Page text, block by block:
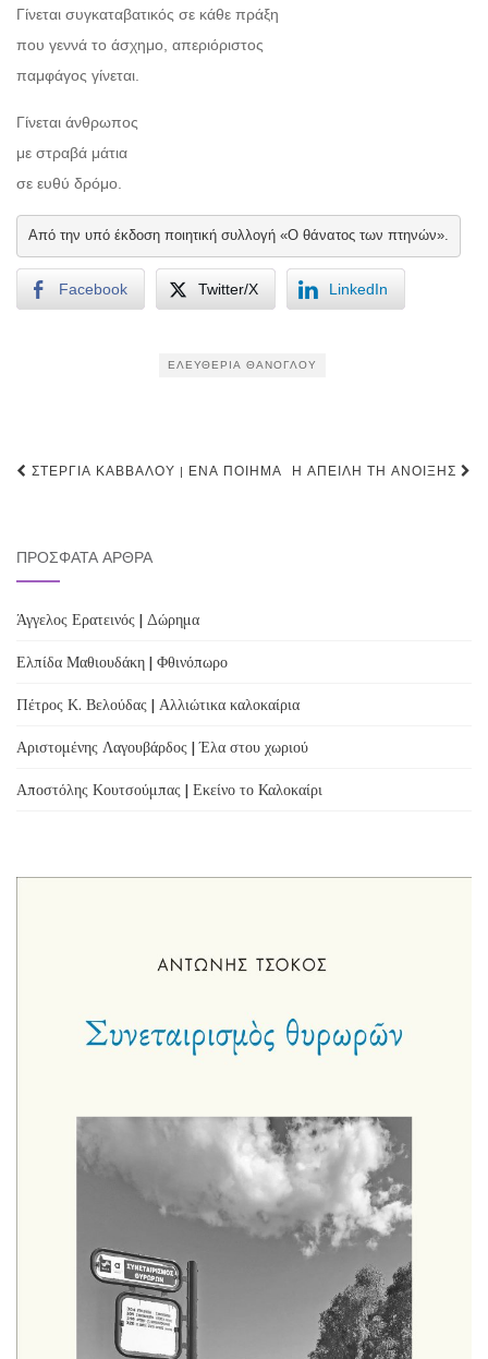
Γίνεται συγκαταβατικός σε κάθε πράξη
που γεννά το άσχημο, απεριόριστος
παμφάγος γίνεται.
Γίνεται άνθρωπος
με στραβά μάτια
σε ευθύ δρόμο.
Από την υπό έκδοση ποιητική συλλογή «Ο θάνατος των πτηνών».
Facebook Twitter/X LinkedIn
ΕΛΕΥΘΕΡΊΑ ΘΆΝΟΓΛΟΥ
Post
ΣΤΈΡΓΙΑ ΚΆΒΒΑΛΟΥ | ΈΝΑ ΠΟΊΗΜΑ Η ΑΠΕΙΛΉ ΤΗ ΆΝΟΙΞΗΣ
ΠΡΌΣΦΑΤΑ ΆΡΘΡΑ
Άγγελος Ερατεινός | Δώρημα
Ελπίδα Μαθιουδάκη | Φθινόπωρο
Πέτρος Κ. Βελούδας | Αλλιώτικα καλοκαίρια
Αριστομένης Λαγουβάρδος | Έλα στου χωριού
Αποστόλης Κουτσούμπας | Εκείνο το Καλοκαίρι